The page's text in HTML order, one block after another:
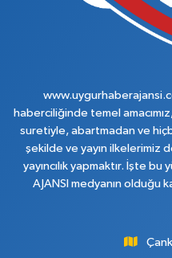
haberciliğinde temel
suretiyle, abartmadan ve
şekilde ve yayın ilkelerimiz
yayıncılık yapmaktır. İşte bu
AJANSI medyanın olduğu